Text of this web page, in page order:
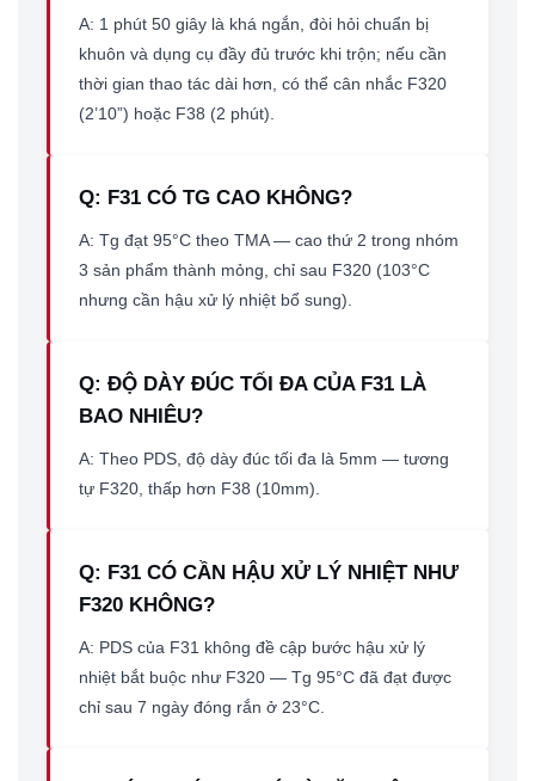
A: 1 phút 50 giây là khá ngắn, đòi hỏi chuẩn bị
khuôn và dụng cụ đầy đủ trước khi trộn; nếu cần
thời gian thao tác dài hơn, có thể cân nhắc F320
(2’10”) hoặc F38 (2 phút).
Q: F31 CÓ TG CAO KHÔNG?
A: Tg đạt 95°C theo TMA — cao thứ 2 trong nhóm
3 sản phẩm thành mỏng, chỉ sau F320 (103°C
nhưng cần hậu xử lý nhiệt bổ sung).
Q: ĐỘ DÀY ĐÚC TỐI ĐA CỦA F31 LÀ
BAO NHIÊU?
A: Theo PDS, độ dày đúc tối đa là 5mm — tương
tự F320, thấp hơn F38 (10mm).
Q: F31 CÓ CẦN HẬU XỬ LÝ NHIỆT NHƯ
F320 KHÔNG?
A: PDS của F31 không đề cập bước hậu xử lý
nhiệt bắt buộc như F320 — Tg 95°C đã đạt được
chỉ sau 7 ngày đóng rắn ở 23°C.